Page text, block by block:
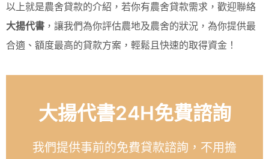
以上就是農舍貸款的介紹，若你有農舍貸款需求，歡迎聯絡
大揚代書 ，讓我們為你評估農地及農舍的狀況，為你提供最
合適、額度最高的貸款方案，輕鬆且快速的取得資金！
大揚代書24H免費諮詢
我們提供事前的免費貸款諮詢，不用擔